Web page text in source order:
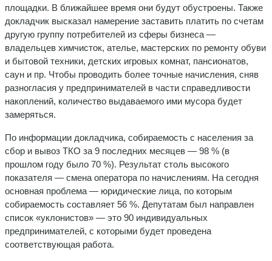
площадки. В ближайшее время они будут обустроены. Также
докладчик высказал намерение заставить платить по счетам
другую группу потребителей из сферы бизнеса —
владельцев химчисток, ателье, мастерских по ремонту обуви
и бытовой техники, детских игровых комнат, пансионатов,
саун и пр. Чтобы проводить более точные начисления, сняв
разногласия у предпринимателей в части справедливости
накоплений, количество выдаваемого ими мусора будет
замеряться.
По информации докладчика, собираемость с населения за
сбор и вывоз ТКО за 9 последних месяцев — 98 % (в
прошлом году было 70 %). Результат столь высокого
показателя — смена оператора по начислениям. На сегодня
основная проблема — юридические лица, по которым
собираемость составляет 56 %. Депутатам был направлен
список «уклонистов» — это 90 индивидуальных
предпринимателей, с которыми будет проведена
соответствующая работа.